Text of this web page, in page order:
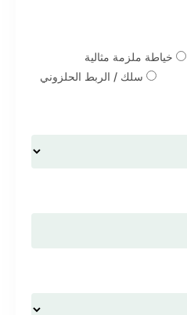
خياطة ملزمة مثالية
سلك / الربط الحلزوني